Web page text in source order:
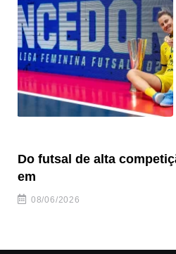
Do futsal de alta
em
08/06/2026